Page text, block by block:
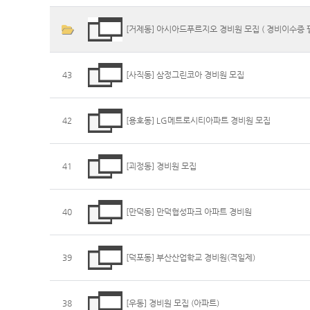
[거제동] 아시아드푸르지오 경비원 모집 ( 경비이수증
43 [사직동] 삼정그린코아 경비원 모집
42 [용호동] LG메트로시티아파트 경비원 모집
41 [괴정동] 경비원 모집
40 [만덕동] 만덕협성파크 아파트 경비원
39 [덕포동] 부산산업학교 경비원(격일제)
38 [우동] 경비원 모집 (아파트)